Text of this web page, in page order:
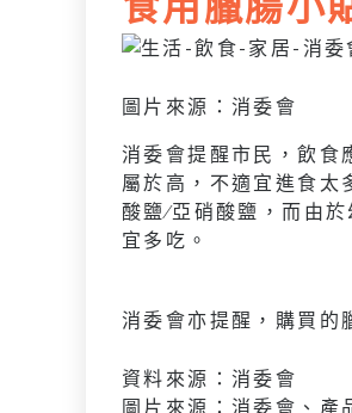
圖片來源：消委會
消委會提醒市民，飲食
屬於高，不適宜進食太
酸鹽∕亞硝酸鹽，而由
宜多吃。
消委會亦提醒，購買的
資料來源：消委會
圖片來源：消委會、產